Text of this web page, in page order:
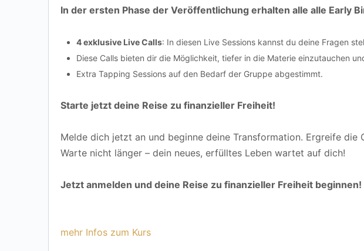
In der ersten Phase der Veröffentlichung erhalten alle alle Early
4 exklusive Live Calls: In diesen Live Sessions kannst du deine Fragen
Diese Calls bieten dir die Möglichkeit, tiefer in die Materie einzutauchen
Extra Tapping Sessions auf den Bedarf der Gruppe abgestimmt.
Starte jetzt deine Reise zu finanzieller Freiheit!
Melde dich jetzt an und beginne deine Transformation. Ergreife die
Warte nicht länger – dein neues, erfülltes Leben wartet auf dich!
Jetzt anmelden und deine Reise zu finanzieller Freiheit beginnen!
mehr Infos zum Kurs